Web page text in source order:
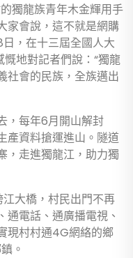
獨龍族青年木金輝用手
家會說，這不就是網購
，在十三屆全國人大
慨地對記者們說：“獨龍
社會的民族，全族邁出
，每年6月開山解封
產資料搶運進山。隧道
，走進獨龍江，助力獨
江大橋，村民出門不再
通電話、通廣播電視、
現村村通4G網絡的鄉
。